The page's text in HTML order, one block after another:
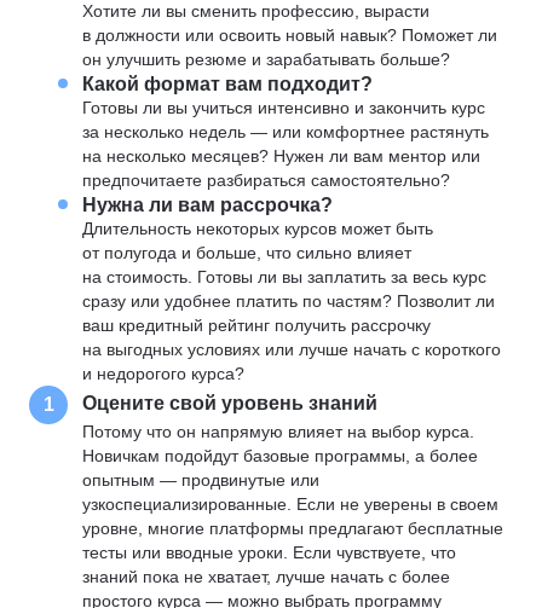
Хотите ли вы сменить профессию, вырасти
в должности или освоить новый навык? Поможет ли
он улучшить резюме и зарабатывать больше?
Какой формат вам подходит?
Готовы ли вы учиться интенсивно и закончить курс
за несколько недель — или комфортнее растянуть
на несколько месяцев? Нужен ли вам ментор или
предпочитаете разбираться самостоятельно?
Нужна ли вам рассрочка?
Длительность некоторых курсов может быть
от полугода и больше, что сильно влияет
на стоимость. Готовы ли вы заплатить за весь курс
сразу или удобнее платить по частям? Позволит ли
ваш кредитный рейтинг получить рассрочку
на выгодных условиях или лучше начать с короткого
и недорогого курса?
1 Оцените свой уровень знаний
Потому что он напрямую влияет на выбор курса.
Новичкам подойдут базовые программы, а более
опытным — продвинутые или
узкоспециализированные. Если не уверены в своем
уровне, многие платформы предлагают бесплатные
тесты или вводные уроки. Если чувствуете, что
знаний пока не хватает, лучше начать с более
простого курса — можно выбрать программу